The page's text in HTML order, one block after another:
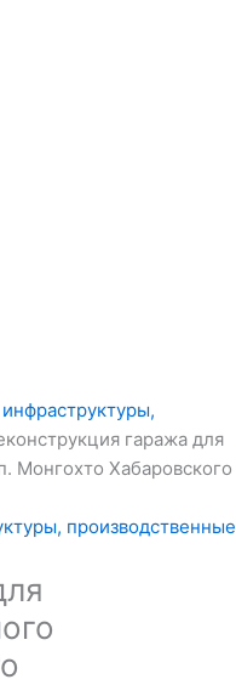
гаража для
Монгохто Хабаровского
производственные